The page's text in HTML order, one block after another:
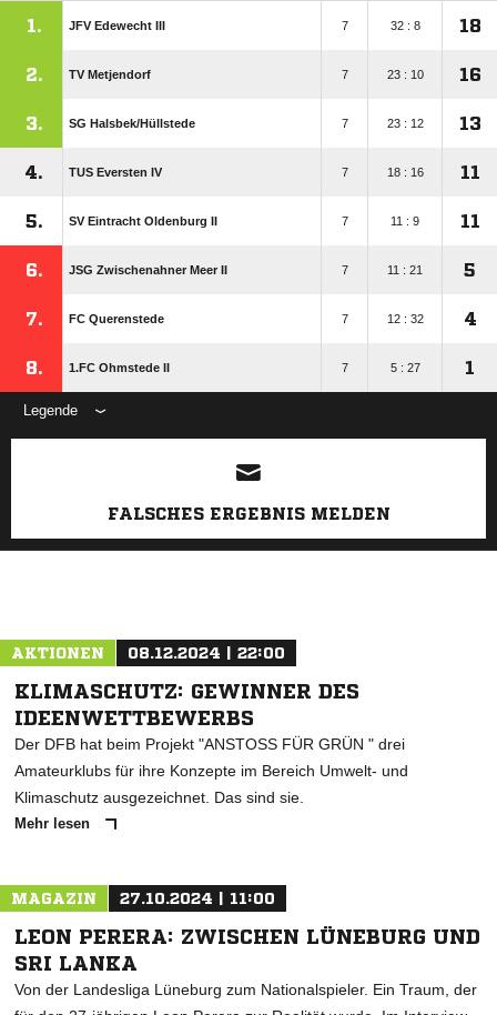
1. JFV Edewecht III 7 32 : 8 18
2. TV Metjendorf 7 23 : 10 16
3. SG Halsbek/​Hüllstede 7 23 : 12 13
4. TUS Eversten IV 7 18 : 16 11
5. SV Eintracht Oldenburg II 7 11 : 9 11
6. JSG Zwischenahner Meer II 7 11 : 21 5
7. FC Querenstede 7 12 : 32 4
8. 1.FC Ohmstede II 7 5 : 27 1
Legende
ANZEIGE
FALSCHES ERGEBNIS MELDEN
AKTIONEN 08.12.2024 | 22:00
KLIMASCHUTZ: GEWINNER DES
IDEENWETTBEWERBS
Der DFB hat beim Projekt "ANSTOSS FÜR GRÜN " drei
Amateurklubs für ihre Konzepte im Bereich Umwelt- und
Klimaschutz ausgezeichnet. Das sind sie.
Mehr lesen
MAGAZIN 27.10.2024 | 11:00
LEON PERERA: ZWISCHEN LÜNEBURG UND
SRI LANKA
Von der Landesliga Lüneburg zum Nationalspieler. Ein Traum, der